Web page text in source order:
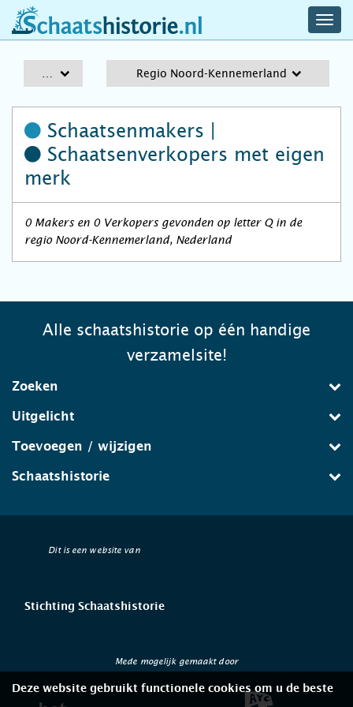
schaatshistorie.nl
Regio Noord-Kennemerland
Schaatsenmakers |
Schaatsenverkopers met eigen
merk
0 Makers en 0 Verkopers gevonden op letter Q in de
regio Noord-Kennemerland, Nederland
Alle schaatshistorie op één handige
verzamelsite!
Zoeken
Uitgelicht
Toevoegen / wijzigen
Schaatshistorie
Dit is een website van
Stichting Schaatshistorie
Mede mogelijk gemaakt door
Deze website gebruikt functionele cookies om u de beste